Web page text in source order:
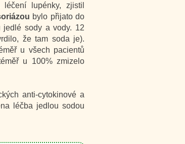
lupénky, zjistil
bylo přijato do
jedlé sody a vody. 12
že tam soda je).
u všech pacientů
u 100% zmizelo
anti-cytokinové a
léčba jedlou sodou